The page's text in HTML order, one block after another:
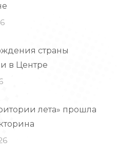
страны
в Центре
лета» прошла